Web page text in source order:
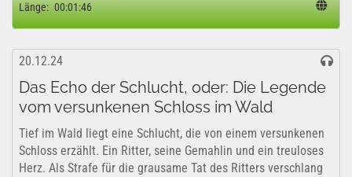
Länge: 00:01:46
20.12.24
Das Echo der Schlucht, oder: Die Legende
vom versunkenen Schloss im Wald
Tief im Wald liegt eine Schlucht, die von einem versunkenen
Schloss erzählt. Ein Ritter, seine Gemahlin und ein treuloses
Herz. Als Strafe für die grausame Tat des Ritters verschlang